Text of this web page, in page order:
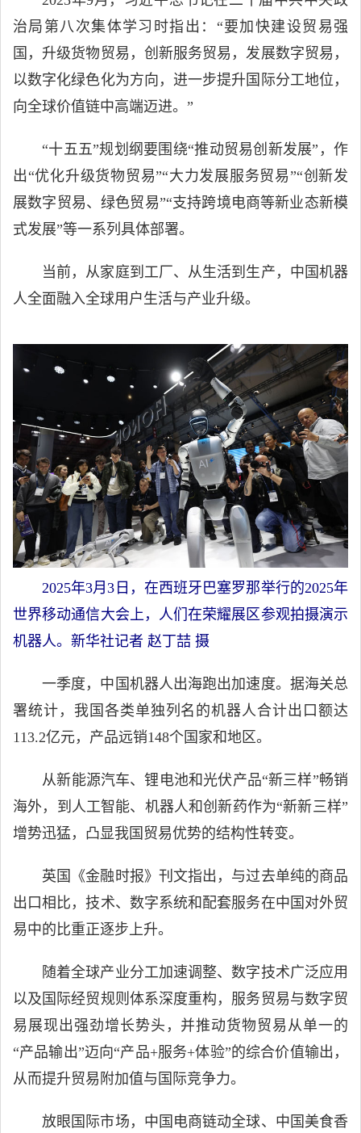
治局第八次集体学习时指出：“要加快建设贸易强
国，升级货物贸易，创新服务贸易，发展数字贸易，
以数字化绿色化为方向，进一步提升国际分工地位，
向全球价值链中高端迈进。”
“十五五”规划纲要围绕“推动贸易创新发展”，作
出“优化升级货物贸易”“大力发展服务贸易”“创新发
展数字贸易、绿色贸易”“支持跨境电商等新业态新模
式发展”等一系列具体部署。
当前，从家庭到工厂、从生活到生产，中国机器
人全面融入全球用户生活与产业升级。
2025年3月3日，在西班牙巴塞罗那举行的2025年
世界移动通信大会上，人们在荣耀展区参观拍摄演示
机器人。新华社记者 赵丁喆 摄
一季度，中国机器人出海跑出加速度。据海关总
署统计，我国各类单独列名的机器人合计出口额达
113.2亿元，产品远销148个国家和地区。
从新能源汽车、锂电池和光伏产品“新三样”畅销
海外，到人工智能、机器人和创新药作为“新新三样”
增势迅猛，凸显我国贸易优势的结构性转变。
英国《金融时报》刊文指出，与过去单纯的商品
出口相比，技术、数字系统和配套服务在中国对外贸
易中的比重正逐步上升。
随着全球产业分工加速调整、数字技术广泛应用
以及国际经贸规则体系深度重构，服务贸易与数字贸
易展现出强劲增长势头，并推动货物贸易从单一的
“产品输出”迈向“产品+服务+体验”的综合价值输出，
从而提升贸易附加值与国际竞争力。
放眼国际市场，中国电商链动全球、中国美食香